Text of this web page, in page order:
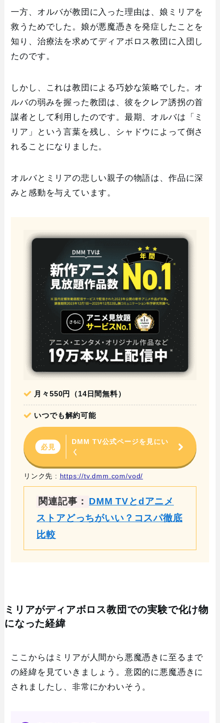
一方、オルバが教団に入った理由は、娘ミリアを
救うためでした。娘が悪魔憑きを発症したことを
知り、治療法を求めてディアボロス教団に入団し
たのです。
しかし、これは教団による巧妙な策略でした。オ
ルバの弱みを握った教団は、彼をクレア誘拐の首
謀者として利用したのです。最期、オルバは「ミ
リア」という言葉を残し、シャドウによって倒さ
れることになりました。
オルバとミリアの悲しい親子の物語は、作品に深
みと感動を与えています。
月々550円（14日間無料）
いつでも解約可能
必見
DMM TV公式ページを見にい
く
リンク先 : https://tv.dmm.com/vod/
関連記事： DMM TVとdアニメ
ストアどっちがいい？コスパ徹底
比較
ミリアがディアボロス教団での実験で化け物
になった経緯
ここからはミリアが人間から悪魔憑きに至るまで
の経緯を見ていきましょう。意図的に悪魔憑きに
されましたし、非常にかわいそう。